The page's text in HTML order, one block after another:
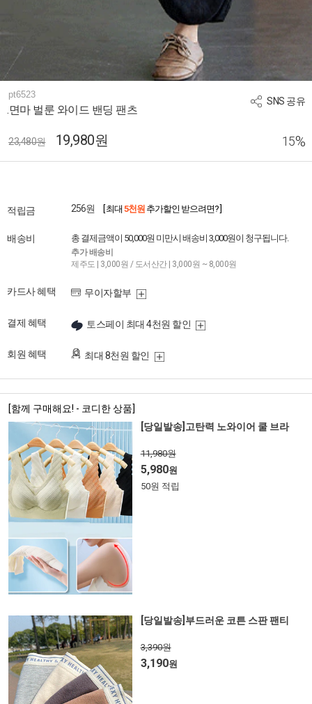
SNS 공유
pt6523
.면마 벌룬 와이드 밴딩 팬츠
23,480원 19,980원 15%
적립금 256원 [ 최대 5천원 추가할인 받으려면? ]
배송비 총 결제금액이 50,000원 미만시 배송비 3,000원이 청구됩니다.
추가 배송비
제주도 | 3,000원 / 도서산간 | 3,000원 ~ 8,000원
카드사 혜택 무이자할부
결제 혜택 토스페이 최대 4천원 할인
회원 혜택 최대 8천원 할인
[함께 구매해요! - 코디한 상품]
[당일발송]고탄력 노와이어 쿨 브라
11,980원
5,980원
50원 적립
[당일발송]부드러운 코튼 스판 팬티
3,390원
3,190원